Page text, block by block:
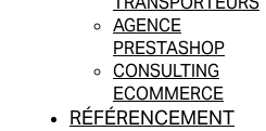
AGENCE
PRESTASHOP
CONSULTING
ECOMMERCE
RÉFÉRENCEMENT